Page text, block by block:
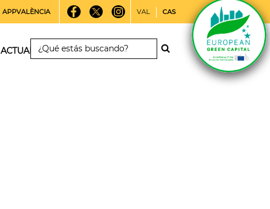
APPVALÈNCIA VAL CAS
ACTUALIDAD